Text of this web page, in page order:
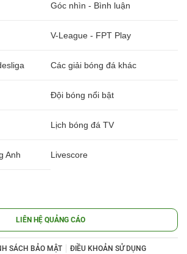
Góc nhìn - Bình luận
V-League - FPT Play
Các giải bóng đá khác
Đội bóng nổi bật
Lịch bóng đá TV
Anh Livescore
LIÊN HỆ QUẢNG CÁO
SÁCH BẢO MẬT ĐIỀU KHOẢN SỬ DỤNG